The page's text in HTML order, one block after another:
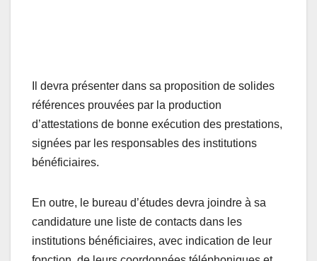
Il devra présenter dans sa proposition de solides
références prouvées par la production
d’attestations de bonne exécution des prestations,
signées par les responsables des institutions
bénéficiaires.
En outre, le bureau d’études devra joindre à sa
candidature une liste de contacts dans les
institutions bénéficiaires, avec indication de leur